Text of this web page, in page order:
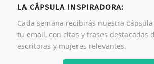
LA CÁPSULA INSPIRADORA:
Cada semana recibirás nuestra
tu email, con citas y frases destacadas
escritoras y mujeres relevantes.